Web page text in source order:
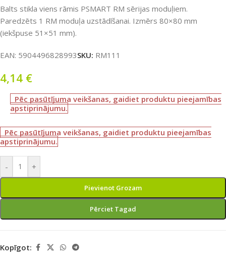
Balts stikla viens rāmis PSMART RM sērijas moduļiem.
Paredzēts 1 RM moduļa uzstādīšanai. Izmērs 80×80 mm
(iekšpuse 51×51 mm).
EAN: 5904496828993SKU: RM111
4,14 €
Pēc pasūtījuma veikšanas, gaidiet produktu pieejamības
apstiprinājumu.
Pēc pasūtījuma veikšanas, gaidiet produktu pieejamības
apstiprinājumu.
- +
Pievienot Grozam
Pērciet Tagad
Kopīgot: